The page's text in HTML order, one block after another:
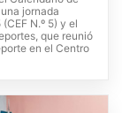
jornada
N.º 5) y el
que reunió
en el Centro